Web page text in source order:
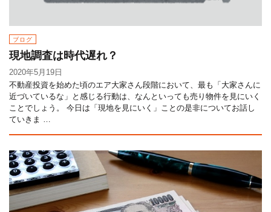
ブログ
現地調査は時代遅れ？
2020年5月19日
不動産投資を始めた頃のエア大家さん段階において、最も「大家さんに
近づいているな」と感じる行動は、なんといっても売り物件を見にいく
ことでしょう。 今日は「現地を見にいく」ことの是非についてお話し
ていきま …